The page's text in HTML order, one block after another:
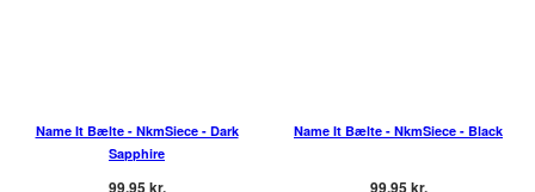
Name It Bælte - NkmSiece - Dark
Sapphire
99,95 kr.
Name It Bælte - NkmSiece - Black
99,95 kr.